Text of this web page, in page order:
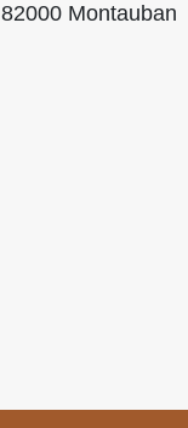
82000 Montauban